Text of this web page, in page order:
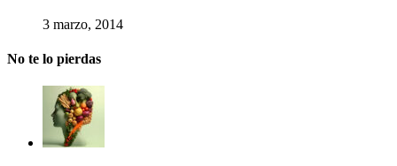
3 marzo, 2014
No te lo pierdas